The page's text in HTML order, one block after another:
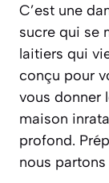
C’est une
sucre qui se
laitiers qui
conçu pour
vous donner
maison
profond.
nous partons